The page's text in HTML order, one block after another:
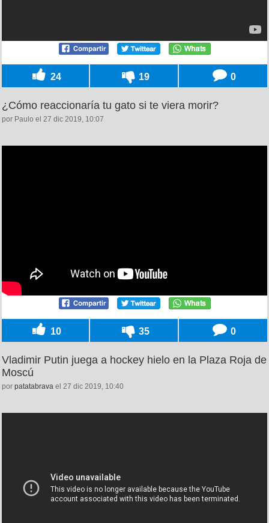
24 19 0
¿Cómo reaccionaría tu gato si te viera morir?
por Paulo el 27 dic 2019, 10:07
10 35 0
Vladimir Putin juega a hockey hielo en la Plaza Roja de
Moscú
por patatabrava el 27 dic 2019, 10:40